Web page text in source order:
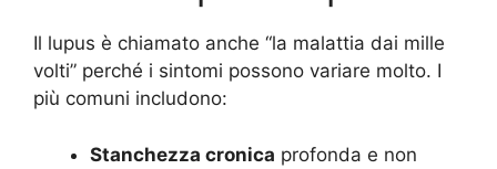
Il lupus è chiamato anche “la malattia dai mille
volti” perché i sintomi possono variare molto. I
più comuni includono:
Stanchezza cronica profonda e non